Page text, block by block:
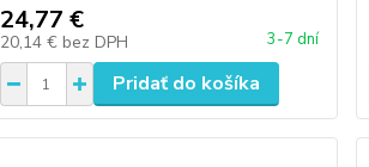
24,77 €
20,14 € bez DPH 3-7 dní
Pridať do košíka